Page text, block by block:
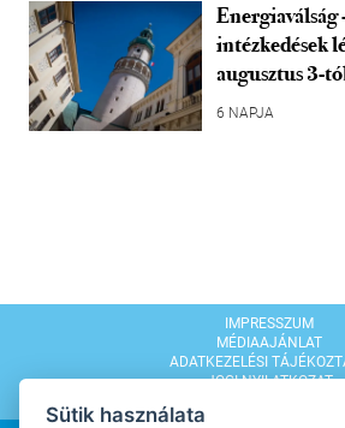
Energiaválság
intézkedések
augusztus 3-
6 NAPJA
IMPRESSZUM
MÉDIAAJÁNLAT
ADATKEZELÉSI
JOGI NYILATKOZAT
Sütik használata